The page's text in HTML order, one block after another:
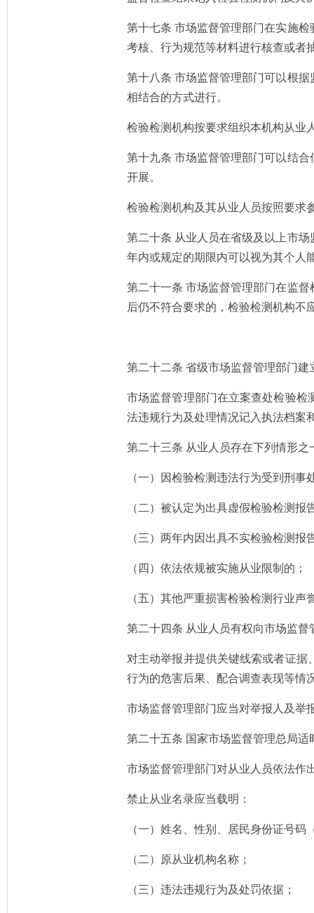
第十七条 市场监督管理部门在实施
考核、行为规范等材料进行核查或者
第十八条 市场监督管理部门可以根
相结合的方式进行。
检验检测机构按要求组织本机构从业
第十九条 市场监督管理部门可以结
开展。
检验检测机构及其从业人员按照要求
第二十条 从业人员在省级及以上市
年内或规定的期限内可以视为其个人
第二十一条 市场监督管理部门在监
后仍不符合要求的，检验检测机构不
第二十二条 省级市场监督管理部门
市场监督管理部门在立案查处检验检
法违规行为及处理情况记入执法档案
第二十三条 从业人员存在下列情形
（一）因检验检测违法行为受到刑
（二）被认定为出具虚假检验检测报
（三）两年内因出具不实检验检测
（四）依法依规被实施从业限制的；
（五）其他严重损害检验检测行业声
第二十四条 从业人员有权向市场监
对主动举报并提供关键线索或者证
行为的危害后果、配合调查表现等情
市场监督管理部门应当对举报人及举
第二十五条 国家市场监督管理总局
市场监督管理部门对从业人员依法作
禁止从业名录应当载明：
（一）姓名、性别、居民身份证号码
（二）原从业机构名称；
（三）违法违规行为及处罚依据；